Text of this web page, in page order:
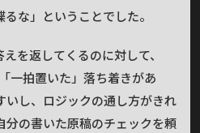
な」ということでした。
を返してくるのに対して、
一拍置いた」落ち着きがあ
いし、ロジックの通し方がきれ
分の書いた原稿のチェックを頼